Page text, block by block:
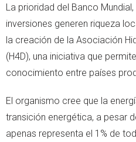
La prioridad del Banco
inversiones generen riqueza
la creación de la Asociación
(H4D), una iniciativa que
conocimiento entre países
El organismo cree que la
transición energética, a pesar
apenas representa el 1% de